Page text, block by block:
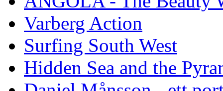
Varberg Action
Surfing South West
Hidden Sea and the